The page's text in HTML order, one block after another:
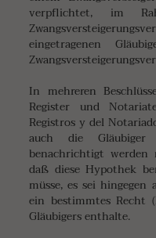
verpflichtet, im
eingetragenen
In mehreren
Register und
Registros y del
auch die Gläubiger
benachrichtigt
daß diese Hypothek
müsse, es sei hingegen
ein bestimmtes Recht
Gläubigers enthalte.